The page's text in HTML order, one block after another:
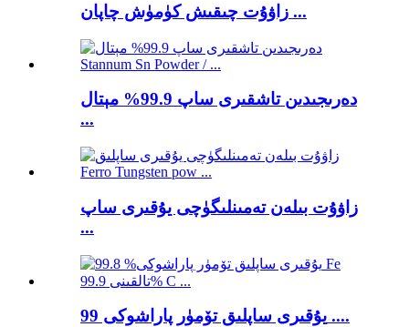
زاۋۇت چىقىش كۈمۈش چاپان ...
دەرىجىدىن تاشقىرى ساپ 99.9% مېتال
...
زاۋۇت بىلەن تەمىنلىگۈچى يۇقىرى ساپ
...
يۇقىرى ساپلىق تۆمۈر پاراشوكى 99 ....